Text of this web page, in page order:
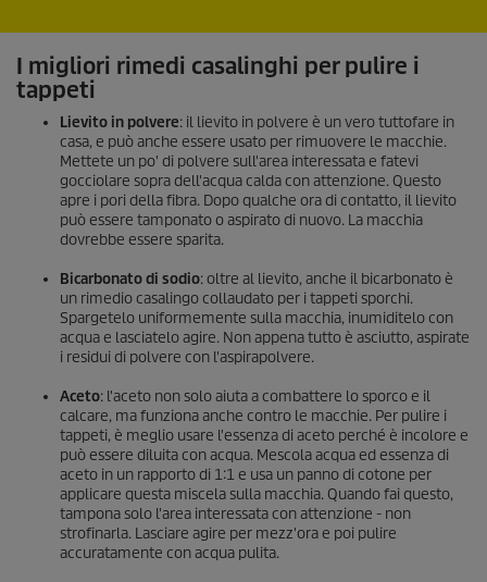
I migliori rimedi casalinghi per pulire i
tappeti
Lievito in polvere: il lievito in polvere è un vero tuttofare in
casa, e può anche essere usato per rimuovere le macchie.
Mettete un po' di polvere sull'area interessata e fatevi
gocciolare sopra dell'acqua calda con attenzione. Questo
apre i pori della fibra. Dopo qualche ora di contatto, il lievito
può essere tamponato o aspirato di nuovo. La macchia
dovrebbe essere sparita.
Bicarbonato di sodio: oltre al lievito, anche il bicarbonato è
un rimedio casalingo collaudato per i tappeti sporchi.
Spargetelo uniformemente sulla macchia, inumiditelo con
acqua e lasciatelo agire. Non appena tutto è asciutto, aspirate
i residui di polvere con l'aspirapolvere.
Aceto: l'aceto non solo aiuta a combattere lo sporco e il
calcare, ma funziona anche contro le macchie. Per pulire i
tappeti, è meglio usare l'essenza di aceto perché è incolore e
può essere diluita con acqua. Mescola acqua ed essenza di
aceto in un rapporto di 1:1 e usa un panno di cotone per
applicare questa miscela sulla macchia. Quando fai questo,
tampona solo l'area interessata con attenzione - non
strofinarla. Lasciare agire per mezz'ora e poi pulire
accuratamente con acqua pulita.